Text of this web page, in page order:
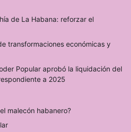
de La Habana: reforzar el
transformaciones económicas y
Popular aprobó la liquidación del
a 2025
malecón habanero?